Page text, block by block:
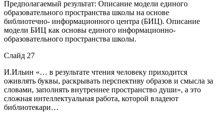
Предполагаемый результат: Описание модели единого
образовательного пространства школы на основе
библиотечно‑ информационного центра (БИЦ). Описание
модели БИЦ как основы единого информационно-
образовательного пространства школы.
Слайд 27
И.Ильин «… в результате чтения человеку приходится
оживлять буквы, раскрывать перспективу образов и смысла за
словами, заполнять внутреннее пространство души», а это
сложная интеллектуальная работа, которой владеют
библиотекари…